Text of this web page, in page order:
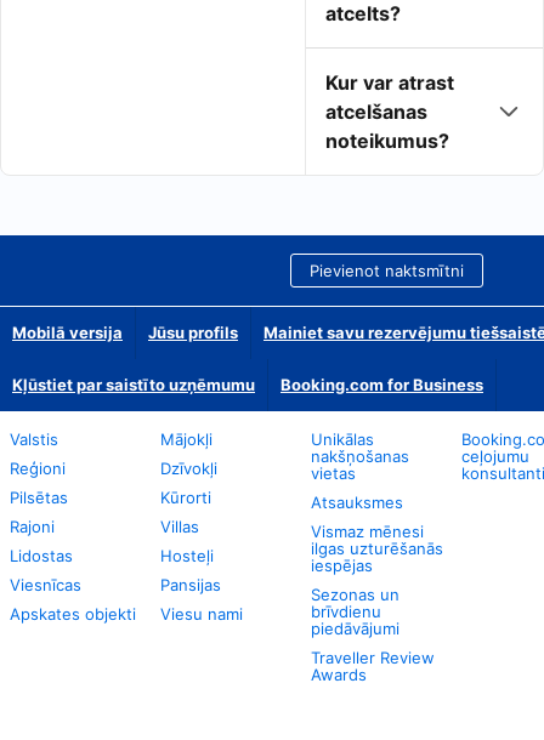
atcelts?
Kur var atrast
atcelšanas
noteikumus?
Pievienot naktsmītni
Mobilā versija Jūsu profils Mainiet savu rezervējumu
Kļūstiet par saistīto uzņēmumu Booking.com for Business
Valstis
Reģioni
Pilsētas
Rajoni
Lidostas
Viesnīcas
Apskates objekti
Mājokļi
Dzīvokļi
Kūrorti
Villas
Hosteļi
Pansijas
Viesu nami
Unikālas
nakšņošanas
vietas
Atsauksmes
Vismaz mēnesi
ilgas uzturēšanās
iespējas
Sezonas un
brīvdienu
piedāvājumi
Traveller Review
Awards
ceļojumu